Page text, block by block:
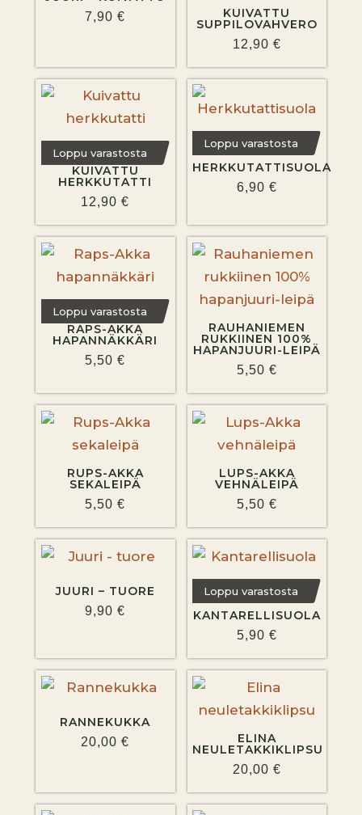
7,90€ KUIVATTU
SUPPILOVAHVERO
12,90 €
Loppu varastosta
KUIVATTU
HERKKUTATTI
12,90€
Loppu varastosta
HERKKUTATTISUOLA
6,90 €
Loppu varastosta
RAPS-AKKA
HAPANNÄKKÄRI
5,50€
RAUHANIEMEN
RUKKIINEN 100%
HAPANJUURI-LEIPÄ
5,50 €
RUPS-AKKA
SEKALEIPÄ
5,50€
LUPS-AKKA
VEHNÄLEIPÄ
5,50 €
JUURI – TUORE
9,90€
Loppu varastosta
KANTARELLISUOLA
5,90 €
RANNEKUKKA
20,00€ ELINA
NEULETAKKIKLIPSU
20,00 €